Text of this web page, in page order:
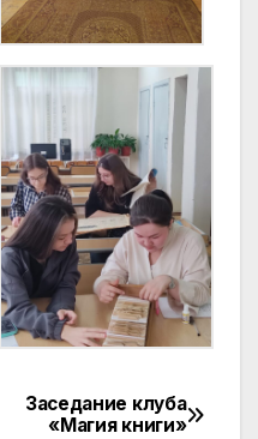
Заседание клуба
«Магия книги»